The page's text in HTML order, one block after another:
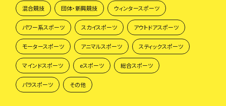
混合競技 団体・新興競技 ウィンタースポーツ
パワー系スポーツ スカイスポーツ アウトドアスポーツ
モータースポーツ アニマルスポーツ スティックスポーツ
マインドスポーツ eスポーツ 総合スポーツ
パラスポーツ その他